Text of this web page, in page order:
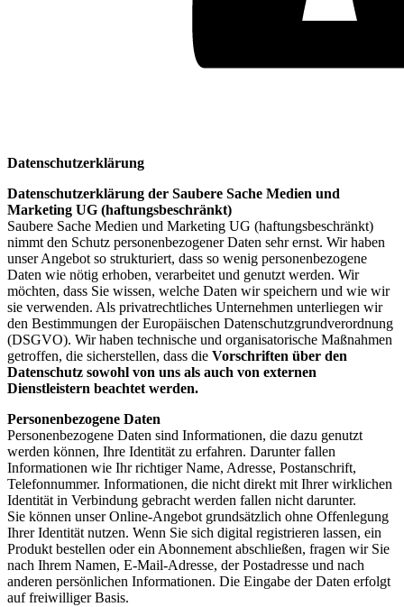
Datenschutzerklärung
Datenschutzerklärung der Saubere Sache Medien und
Marketing UG (haftungsbeschränkt)
Saubere Sache Medien und Marketing UG (haftungsbeschränkt)
nimmt den Schutz personenbezogener Daten sehr ernst. Wir haben
unser Angebot so strukturiert, dass so wenig personenbezogene
Daten wie nötig erhoben, verarbeitet und genutzt werden. Wir
möchten, dass Sie wissen, welche Daten wir speichern und wie wir
sie verwenden. Als privatrechtliches Unternehmen unterliegen wir
den Bestimmungen der Europäischen Datenschutzgrundverordnung
(DSGVO). Wir haben technische und organisatorische Maßnahmen
getroffen, die sicherstellen, dass die Vorschriften über den
Datenschutz sowohl von uns als auch von externen
Dienstleistern beachtet werden.
Personenbezogene Daten
Personenbezogene Daten sind Informationen, die dazu genutzt
werden können, Ihre Identität zu erfahren. Darunter fallen
Informationen wie Ihr richtiger Name, Adresse, Postanschrift,
Telefonnummer. Informationen, die nicht direkt mit Ihrer wirklichen
Identität in Verbindung gebracht werden fallen nicht darunter.
Sie können unser Online-Angebot grundsätzlich ohne Offenlegung
Ihrer Identität nutzen. Wenn Sie sich digital registrieren lassen, ein
Produkt bestellen oder ein Abonnement abschließen, fragen wir Sie
nach Ihrem Namen, E-Mail-Adresse, der Postadresse und nach
anderen persönlichen Informationen. Die Eingabe der Daten erfolgt
auf freiwilliger Basis.